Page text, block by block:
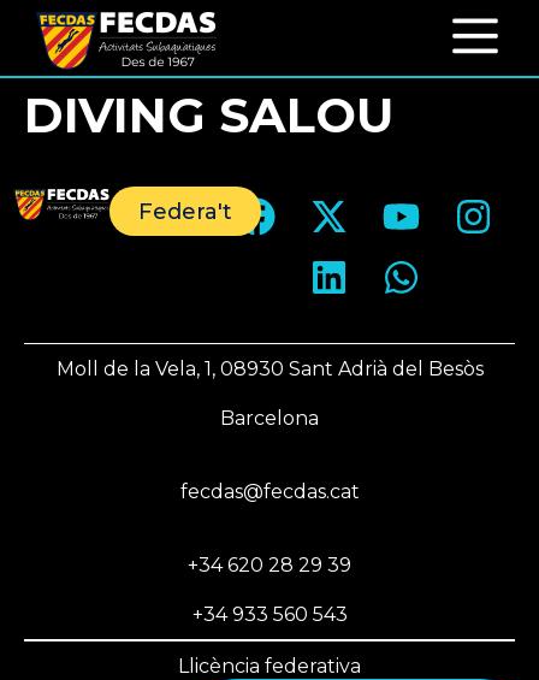
DIVING SALOU
Federa't
Moll de la Vela, 1, 08930 Sant Adrià del Besòs
Barcelona
fecdas@fecdas.cat
+34 620 28 29 39
+34 933 560 543
Llicència federativa